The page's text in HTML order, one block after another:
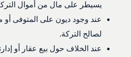
يسيطر على مال من أموال
عند وجود ديون على المتوفى أو
لصالح التركة.
عند الخلاف حول بيع عقار أو